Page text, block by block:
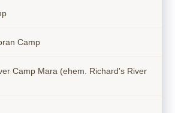
Camp
Camp Mara (ehem. Richard's River